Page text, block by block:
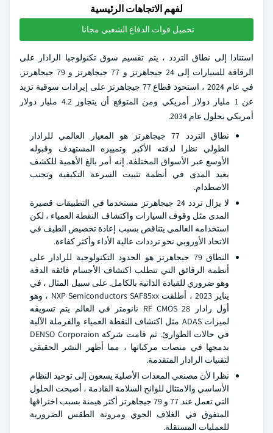
لفهم الاتجاهات الرئيسية
تحميل قوات الدفاع الشعبي مجانا
استنادا إلى نطاق التردد ، يتم تقسيم سوق تكنولوجيا الرادار على
الرقاقة للسيارات إلى 24 جيجاهرتز و 77 جيجاهرتز و 79 جيجاهرتز.
في عام 2024 ، استحوذ قطاع 77 جيجاهرتز على إيرادات سوقية تزيد
عن 1 مليار دولار أمريكي ومن المتوقع أن يتجاوز 4.2 مليار دولار
أمريكي بحلول عام 2034.
نطاق التردد 77 جيجاهرتز هو المعيار العالمي للرادار
الطولي نظرا لدقته الأكبر وتمييزه المستهدف وقبوله
الأوسع عبر الأسواق المختلفة. إنه أمر بالغ الأهمية للكشف
بعيد المدى في أنظمة تثبيت السرعة التكيفية وتجنب
الاصطدام.
لا يزال تردد 24 جيجاهرتز مستخدما في التطبيقات قصيرة
المدى مثل وقوف السيارات واكتشاف النقطة العمياء ، لكن
استخدامه العالمي يتناقص بسبب إعادة تخصيص الطيف في
الاتحاد الأوروبي نحو ترددات عالية الأداء وأكثر كفاءة.
النطاق 79 جيجاهرتز هو الحدود التكنولوجية للرادار على
أنظمة الرقائق التي تتطلب اكتشاف الأجسام فائقة الدقة
وهو ضروري للقيادة الذاتية بالكامل. على سبيل المثال ، في
يناير 2023 ، أطلقت NXP Semiconductors SAF85xx ، وهو
أول رادار RF CMOS 28 نانومتر في العالم يتم تسويقه
لميزات ADAS مثل اكتشاف النقطة العمياء والفرملة الآلية
في حالات الطوارئ. ثم قامت شركة DENSO Corporaion
بدمجها في منصات مركباتها ، مما أظهر النشر الحقيقي
لتقنيات الرادار المتقدمة.
نظرا لأن مصنعي المعدات الأصلية يسعون إلى توحيد النظام
الأساسي والامتثال للوائح السلامة القادمة ، أصبحت الحلول
التي تعمل عند 77 و 79 جيجاهرتز أكثر هيمنة بسبب اختراقها
المتفوق في الغلاف الجوي ومرونة الطقس الضرورية
للعمليات المستقلة.